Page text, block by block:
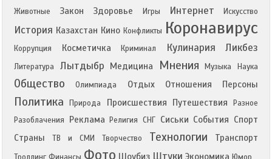
Животные
Закон Здоровье Игры Интернет Искусство
История Казахстан Кино Конфликты Коронавирус
Коррупция Косметичка Криминал Кулинария Ликбез
Литература Лытдыбр Медицина Мнения Музыка Наука
Общество Олимпиада Отдых Отношения Персоны
Политика Природа Происшествия Путешествия
Разное
Разоблачения
Реклама Религия СНГ Сиськи События Спорт
Страны
ТВ и СМИ Творчество Технологии Транспорт
Фото Шоубиз Штуки Экономика